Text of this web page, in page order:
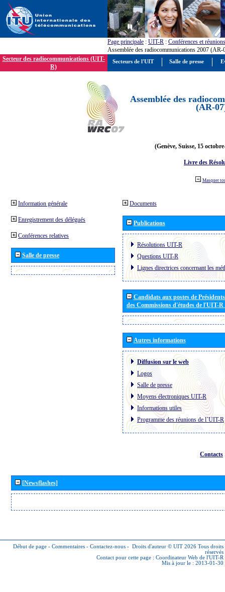
Page principale : UIT-R : Conférences et réunions
Assemblée des radiocommunications 2007 (AR-
Secteur des radiocommunications (UIT-
R)
Assemblée des
(AR-
(Genève, Suisse, 15
Livre des
Masquer
Information générale
Enregistrement des délégués
Conférences relatives
Salle de presse
Documents
Publications
Résolutions UIT-R
Questions UIT-R
Lignes directrices concernant les
Candidats aux postes de
des Commissions d'études de l'UIT-
Autres informations
Diffusion sur le web
Logos
Salle de presse
Moyens électroniques UIT-R
Informations utiles
Programme des réunions de l´UIT-R
Contacts
[Newsflashes]
Début de page - Commentaires - Contactez-nous - Droits d'auteur © UIT 2026 Tous droits
réservés
Contact pour cette page : Coordinateur Web de l'UIT-R
Mis à jour le : 2013-01-30
Secteurs de l'UIT Salle de presse